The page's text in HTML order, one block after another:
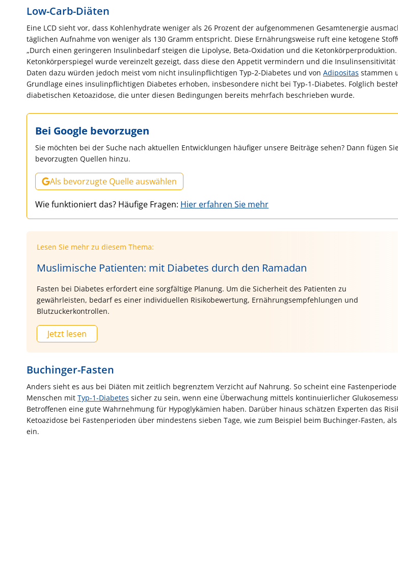
Low-Carb-Diäten
Eine LCD sieht vor, dass Kohlenhydrate weniger als 26 Prozent der aufgenommenen Gesamtenergie
täglichen Aufnahme von weniger als 130 Gramm entspricht. Diese Ernährungsweise ruft eine ketogene
„Durch einen geringeren Insulinbedarf steigen die Lipolyse, Beta-Oxidation und die
Ketonkörperspiegel wurde vereinzelt gezeigt, dass diese den Appetit vermindern und die Insulinsensitivität
Daten dazu würden jedoch meist vom nicht insulinpflichtigen Typ-2-Diabetes und von Adipositas stammen
Grundlage eines insulinpflichtigen Diabetes erhoben, insbesondere nicht bei Typ-1-Diabetes. Folglich
diabetischen Ketoazidose, die unter diesen Bedingungen bereits mehrfach beschrieben wurde.
Bei Google bevorzugen
Sie möchten bei der Suche nach aktuellen Entwicklungen häufiger unsere Beiträge sehen? Dann fügen
bevorzugten Quellen hinzu.
Als bevorzugte Quelle auswählen
Wie funktioniert das? Häufige Fragen: Hier erfahren Sie mehr
Lesen Sie mehr zu diesem Thema:
Muslimische Patienten: mit Diabetes durch den Ramadan
Fasten bei Diabetes erfordert eine sorgfältige Planung. Um die Sicherheit des Patienten zu
gewährleisten, bedarf es einer individuellen Risikobewertung, Ernährungsempfehlungen und
Blutzuckerkontrollen.
Jetzt lesen
Buchinger-Fasten
Anders sieht es aus bei Diäten mit zeitlich begrenztem Verzicht auf Nahrung. So scheint eine
Menschen mit Typ-1-Diabetes sicher zu sein, wenn eine Überwachung mittels kontinuierlicher
Betroffenen eine gute Wahrnehmung für Hypoglykämien haben. Darüber hinaus schätzen Experten das
Ketoazidose bei Fastenperioden über mindestens sieben Tage, wie zum Beispiel beim Buchinger-Fasten,
ein.